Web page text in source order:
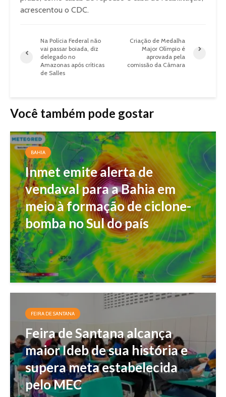
acrescentou o CDC.
Na Polícia Federal não
vai passar boiada, diz
delegado no
Amazonas após críticas
de Salles
Criação de Medalha
Major Olímpio é
aprovada pela
comissão da Câmara
Você também pode gostar
BAHIA
Inmet emite alerta de
vendaval para a Bahia em
meio à formação de ciclone-
bomba no Sul do país
FEIRA DE SANTANA
Feira de Santana alcança
maior Ideb de sua história e
supera meta estabelecida
pelo MEC